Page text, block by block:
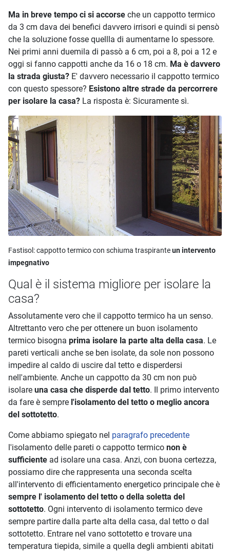
Ma in breve tempo ci si accorse che un cappotto termico
da 3 cm dava dei benefici davvero irrisori e quindi si pensò
che la soluzione fosse quellla di aumentarne lo spessore.
Nei primi anni duemila di passò a 6 cm, poi a 8, poi a 12 e
oggi si fanno cappotti anche da 16 o 18 cm. Ma è davvero
la strada giusta? E' davvero necessario il cappotto termico
con questo spessore? Esistono altre strade da percorrere
per isolare la casa? La risposta è: Sicuramente sì.
Fastisol:cappotto termico con schiuma traspiranteun intervento
impegnativo
Qual è il sistema migliore per isolare la
casa?
Assolutamente vero che il cappotto termico ha un senso.
Altrettanto vero che per ottenere un buon isolamento
termico bisogna prima isolare la parte alta della casa. Le
pareti verticali anche se ben isolate, da sole non possono
impedire al caldo di uscire dal tetto e disperdersi
nell'ambiente. Anche un cappotto da 30 cm non può
isolare una casa che disperde dal tetto. Il primo intervento
da fare è sempre l'isolamento del tetto o meglio ancora
del sottotetto.
Come abbiamo spiegato nel paragrafo precedente
l'isolamento delle pareti o cappotto termico non è
sufficiente ad isolare una casa. Anzi, con buona certezza,
possiamo dire che rappresenta una seconda scelta
all'intervento di efficientamento energetico principale che è
sempre l' isolamento del tetto o della soletta del
sottotetto. Ogni intervento di isolamento termico deve
sempre partire dalla parte alta della casa, dal tetto o dal
sottotetto. Entrare nel vano sottotetto e trovare una
temperatura tiepida, simile a quella degli ambienti abitati